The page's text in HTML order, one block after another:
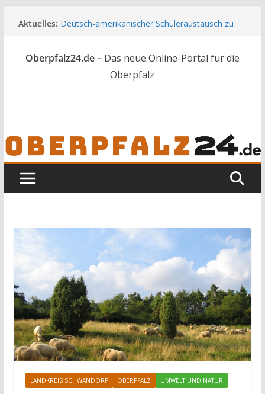
Inhalt
Aktuelles: Deutsch-amerikanischer Schüleraustausch zu
Unbekannte versuchen in Gebäude in Reuth
einzubrechen
Audi prallt gegen Brückengeländer in Weiden
Oberpfalz24.de – Das neue Online-Portal für die
Oberpfalz
LANDKREIS SCHWANDORF OBERPFALZ UMWELT UND NATUR